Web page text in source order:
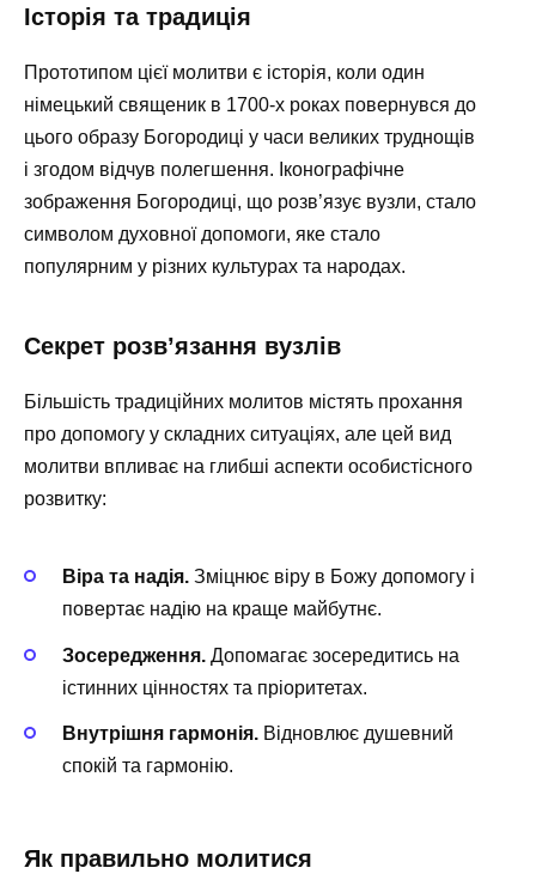
Історія та традиція
Прототипом цієї молитви є історія, коли один
німецький священик в 1700-х роках повернувся до
цього образу Богородиці у часи великих труднощів
і згодом відчув полегшення. Іконографічне
зображення Богородиці, що розв’язує вузли, стало
символом духовної допомоги, яке стало
популярним у різних культурах та народах.
Секрет розв’язання вузлів
Більшість традиційних молитов містять прохання
про допомогу у складних ситуаціях, але цей вид
молитви впливає на глибші аспекти особистісного
розвитку:
Віра та надія. Зміцнює віру в Божу допомогу і
повертає надію на краще майбутнє.
Зосередження. Допомагає зосередитись на
істинних цінностях та пріоритетах.
Внутрішня гармонія. Відновлює душевний
спокій та гармонію.
Як правильно молитися